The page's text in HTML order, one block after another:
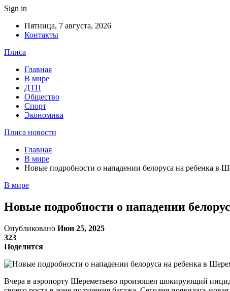
Sign in
Пятница, 7 августа, 2026
Контакты
Плиса
Главная
В мире
ДТП
Общество
Спорт
Экономика
Плиса новости
Главная
В мире
Новые подробности о нападении белоруса на ребенка в
В мире
Новые подробности о нападении
Опубликовано Июн 25, 2025
323
Поделится
Вчера в аэропорту Шереметьево произошел шокирующий